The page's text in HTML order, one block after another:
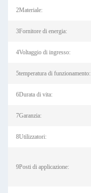
2Materiale:
3Fornitore di energia:
4Voltaggio di ingresso:
5temperatura di funzionamento:
6Durata di vita:
7Garanzia:
8Utilizzatori:
9Posti di applicazione: